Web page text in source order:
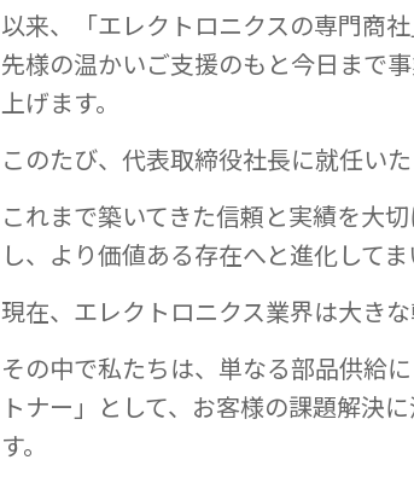
以来、「エレクトロニクスの専門商
先様の温かいご支援のもと今日まで
上げます。
このたび、代表取締役社長に就任いた
これまで築いてきた信頼と実績を大
し、より価値ある存在へと進化してま
現在、エレクトロニクス業界は大きな
その中で私たちは、単なる部品供給
トナー」として、お客様の課題解決
す。